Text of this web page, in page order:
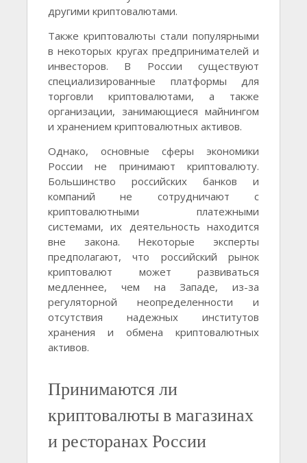
другими криптовалютами.
Также криптовалюты стали популярными
в некоторых кругах предпринимателей и
инвесторов. В России существуют
специализированные платформы для
торговли криптовалютами, а также
организации, занимающиеся майнингом
и хранением криптовалютных активов.
Однако, основные сферы экономики
России не принимают криптовалюту.
Большинство российских банков и
компаний не сотрудничают с
криптовалютными платежными
системами, их деятельность находится
вне закона. Некоторые эксперты
предполагают, что российский рынок
криптовалют может развиваться
медленнее, чем на Западе, из-за
регуляторной неопределенности и
отсутствия надежных институтов
хранения и обмена криптовалютных
активов.
Принимаются ли
криптовалюты в магазинах
и ресторанах России